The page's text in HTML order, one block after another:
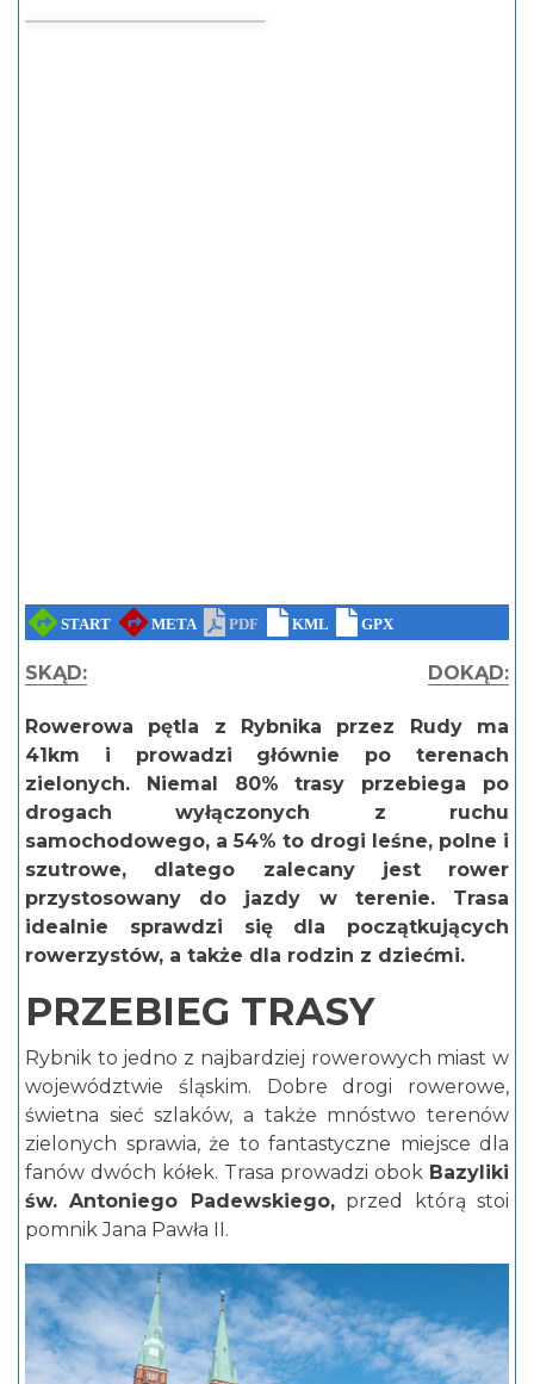
SKĄD: DOKĄD:
Rowerowa pętla z Rybnika przez Rudy ma
41km i prowadzi głównie po terenach
zielonych. Niemal 80% trasy przebiega po
drogach wyłączonych z ruchu
samochodowego, a 54% to drogi leśne, polne i
szutrowe, dlatego zalecany jest rower
przystosowany do jazdy w terenie. Trasa
idealnie sprawdzi się dla początkujących
rowerzystów, a także dla rodzin z dziećmi.
PRZEBIEG TRASY
Rybnik to jedno z najbardziej rowerowych miast w
województwie śląskim. Dobre drogi rowerowe,
świetna sieć szlaków, a także mnóstwo terenów
zielonych sprawia, że to fantastyczne miejsce dla
fanów dwóch kółek. Trasa prowadzi obok Bazyliki
św. Antoniego Padewskiego,przed którą stoi
pomnik Jana Pawła II.